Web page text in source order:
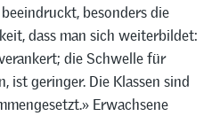
besonders die
dass man sich weiterbildet:
die Schwelle für
ist geringer. Die Klassen sind
Erwachsene